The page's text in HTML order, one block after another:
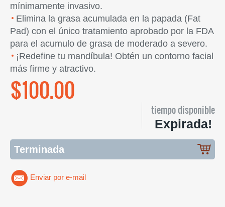
mínimamente invasivo.
Elimina la grasa acumulada en la papada (Fat
Pad) con el único tratamiento aprobado por la FDA
para el acumulo de grasa de moderado a severo.
¡Redefine tu mandíbula! Obtén un contorno facial
más firme y atractivo.
$100.00
tiempo disponible
Expirada!
Terminada
Enviar por e-mail